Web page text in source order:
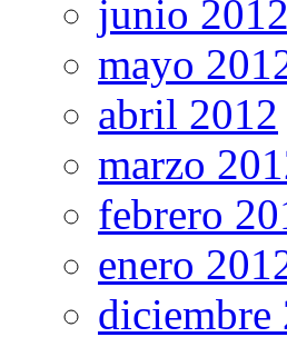
junio 2012
mayo
abril 2012
marzo
febrero
enero
diciembre